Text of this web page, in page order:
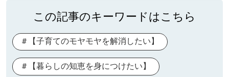
この記事のキーワードはこちら
【子育てのモヤモヤを解消したい】
【暮らしの知恵を身につけたい】